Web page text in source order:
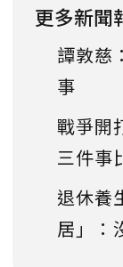
更多新聞
譚敦慈
事
戰爭開
三件事
退休養
居」：